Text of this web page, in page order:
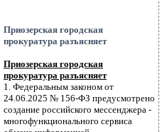
Приозерская городская
прокуратура разъясняет
Приозерская городская
прокуратура разъясняет
1. Федеральным законом от
24.06.2025 № 156-ФЗ предусмотрено
создание российского мессенджера -
многофункционального сервиса